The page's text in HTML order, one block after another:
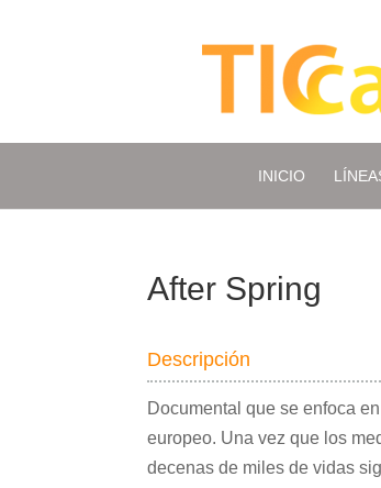
INICIO
After Spring
Descripción
Documental que se enfoca
europeo. Una vez que los
decenas de miles de vidas